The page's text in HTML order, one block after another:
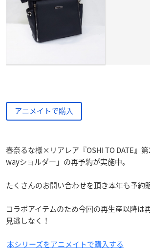
アニメイトで購入
春奈るな様×リアレア『OSHI TO DATE』
wayショルダー」の再予約が実施中。
たくさんのお問い合わせを頂き本年も予約
コラボアイテムのため今回の再生産以降は
見逃しなく！
本シリーズをアニメイトで購入する